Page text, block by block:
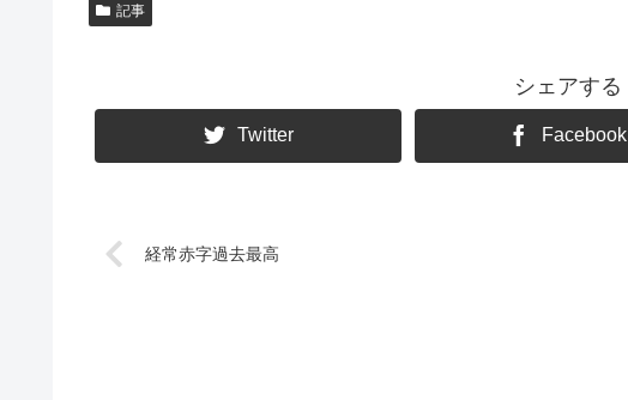
記事
シェアする
Twitter Facebook
経常赤字過去最高